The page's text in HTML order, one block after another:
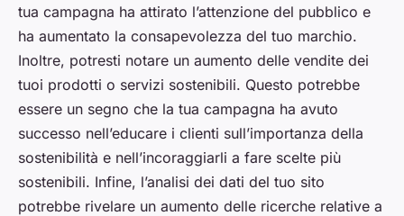
tua campagna ha attirato l’attenzione del pubblico e
ha aumentato la consapevolezza del tuo marchio.
Inoltre, potresti notare un aumento delle vendite dei
tuoi prodotti o servizi sostenibili. Questo potrebbe
essere un segno che la tua campagna ha avuto
successo nell’educare i clienti sull’importanza della
sostenibilità e nell’incoraggiarli a fare scelte più
sostenibili. Infine, l’analisi dei dati del tuo sito
potrebbe rivelare un aumento delle ricerche relative a